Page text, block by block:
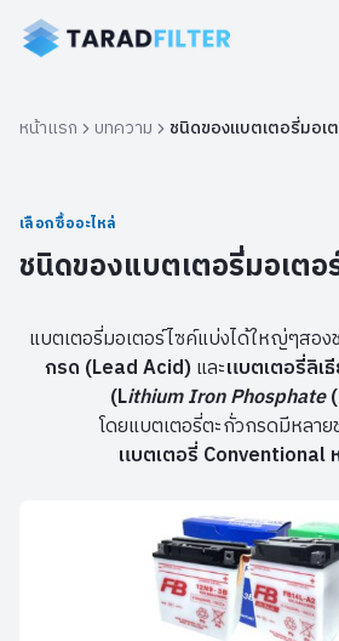
หน้าแรก บทความ ชนิดของแบตเตอรี่มอเ
เลือกซื้ออะไหล่
ชนิดของแบตเตอรี่มอเต
แบตเตอรี่มอเตอร์ไซค์แบ่งได้ใหญ่ๆสอ
กรด (Lead Acid)และแบตเตอรี่ลิเ
(Lithium Iron Phosphate
โดยแบตเตอรี่ตะกั่วกรดมีหลา
แบตเตอรี่ Conventional